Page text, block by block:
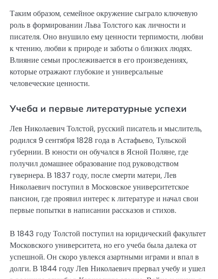
Таким образом, семейное окружение сыграло ключевую
роль в формировании Льва Толстого как личности и
писателя. Оно внушило ему ценности терпимости, любви
к чтению, любви к природе и заботы о близких людях.
Влияние семьи прослеживается в его произведениях,
которые отражают глубокие и универсальные
человеческие ценности.
Учеба и первые литературные успехи
Лев Николаевич Толстой, русский писатель и мыслитель,
родился 9 сентября 1828 года в Астафьево, Тульской
губернии. В юности он обучался в Ясной Поляне, где
получил домашнее образование под руководством
гувернера. В 1837 году, после смерти матери, Лев
Николаевич поступил в Московское университетское
пансион, где проявил интерес к литературе и начал свои
первые попытки в написании рассказов и стихов.
В 1843 году Толстой поступил на юридический факультет
Московского университета, но его учеба была далека от
успешной. Он скоро увлекся азартными играми и впал в
долги. В 1844 году Лев Николаевич прервал учебу и ушел